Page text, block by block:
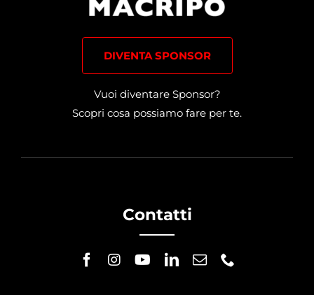
DIVENTA SPONSOR
Vuoi diventare Sponsor?
Scopri cosa possiamo fare per te.
Contatti